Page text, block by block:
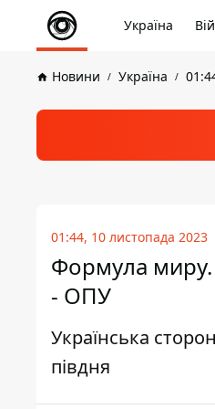
Україна
Новини Україна
01:44, 10 листопада 2023
Формула миру.
- ОПУ
Українська
півдня